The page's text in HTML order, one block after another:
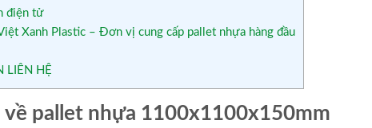
điện tử
Xanh Plastic – Đơn vị cung cấp pallet nhựa hàng đầu
LIÊN HỆ
pallet nhựa 1100x1100x150mm